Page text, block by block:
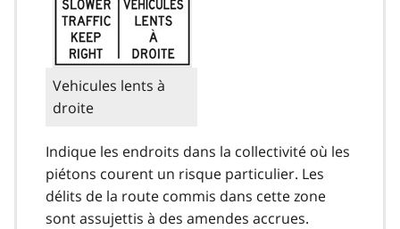
Vehicules lents à
droite
Indique les endroits dans la collectivité où les
piétons courent un risque particulier. Les
délits de la route commis dans cette zone
sont assujettis à des amendes accrues.